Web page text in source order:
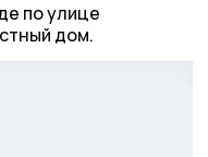
по улице
дом.